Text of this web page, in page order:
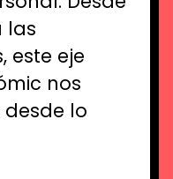
las
este eje
nos
lo